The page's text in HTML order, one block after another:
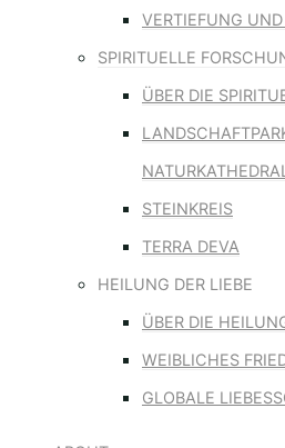
VERTIEFUNG
SPIRITUELLE
ÜBER DIE
STEINKREIS
TERRA DEVA
HEILUNG DER LIEBE
ÜBER DIE
WEIBLICHES
GLOBALE